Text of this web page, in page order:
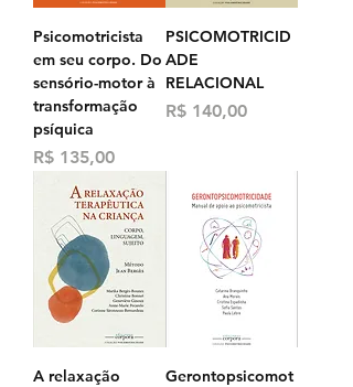
Psicomotricista
em seu corpo. Do
sensório-motor à
transformação
psíquica
Preço
R$ 135,00
PSICOMOTRICID
ADE
RELACIONAL
Preço
R$ 140,00
A relaxação
Gerontopsicomot